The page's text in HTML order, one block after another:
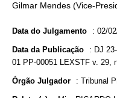
Gilmar Mendes (Vice-
Data do Julgamento : 02/
Data da Publicação : DJ
01 PP-00051 LEXSTF v. 29,
Órgão Julgador : Tribunal